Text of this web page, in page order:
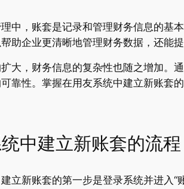
中，账套是记录和管理财务信息的基
助企业更清晰地管理财务数据，还能
大，财务信息的复杂性也随之增加。
靠性。掌握在用友系统中建立新账套
中建立新账套的流程
立新账套的第一步是登录系统并进入“